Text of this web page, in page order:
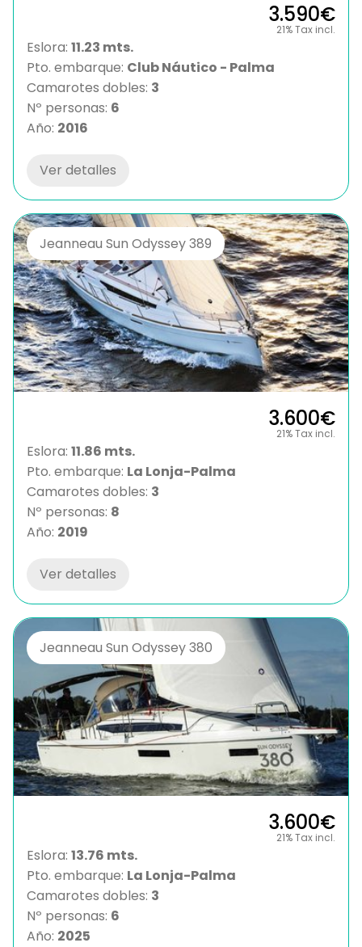
3.590€
21% Tax incl.
Eslora: 11.23 mts.
Pto. embarque: Club Náutico - Palma
Camarotes dobles: 3
Nº personas: 6
Año: 2016
Ver detalles
Jeanneau Sun Odyssey 389
3.600€
21% Tax incl.
Eslora: 11.86 mts.
Pto. embarque: La Lonja-Palma
Camarotes dobles: 3
Nº personas: 8
Año: 2019
Ver detalles
Jeanneau Sun Odyssey 380
3.600€
21% Tax incl.
Eslora: 13.76 mts.
Pto. embarque: La Lonja-Palma
Camarotes dobles: 3
Nº personas: 6
Año: 2025